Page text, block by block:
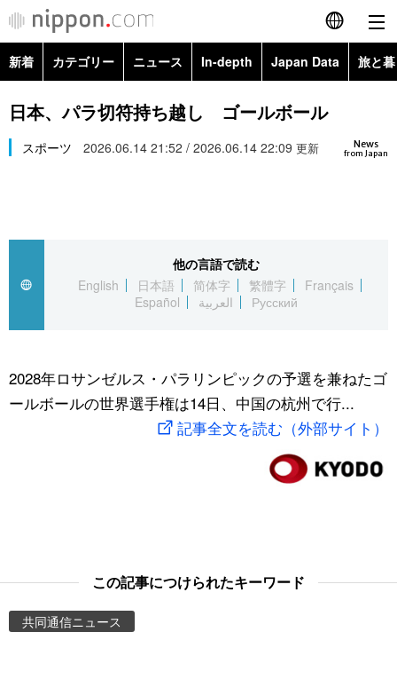
English
简体字
繁體字
العربية
社会
スポーツ・東京2020
旅と暮らし
Images
新着 カテゴリー ニュース In-depth Japan Data 旅と
政治・外交
経済・ビジネス
社会
文化
科学・技術
暮らし
Images
お知らせ
日本、パラ切符持ち越し ゴールボール
News
from Japan
スポーツ 2026.06.14 21:52 / 2026.06.14 22:09 更新
他の言語で読む
English
日本語 简体字 繁體字
Français
Español
العربية Русский
2028年ロサンゼルス・パラリンピックの予選を兼ねたゴ
ールボールの世界選手権は14日、中国の杭州で行...
記事全文を読む（外部サイト）
この記事につけられたキーワード
共同通信ニュース